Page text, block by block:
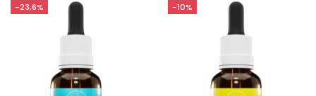
-23,6% -10%